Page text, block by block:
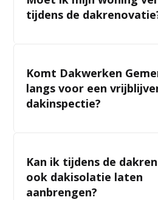
tijdens de
Komt Dakwerken
langs voor een
dakinspectie?
Kan ik tijdens de
ook dakisolatie laten
aanbrengen?